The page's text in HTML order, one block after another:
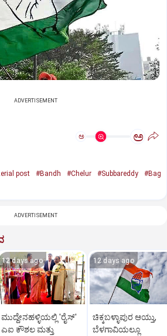
ADVERTISEMENT
ಅ ಅ
post #Bandh #Chelur #Subbareddy
#Bag
ADVERTISEMENT
12 days ago
ಮುದ್ದೇನಹಳ್ಳಿಯಲ್ಲಿ 'ರೈಸ್'
ಎಐ ಕೌಶಲ ಮತ್ತು
12 days ago
ಚಿಕ್ಕಬಳ್ಳಾಪುರ ಆಯ್ತು,
ಬೆಳಗಾವಿಯಲ್ಲೂ